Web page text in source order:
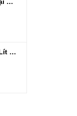
Nồi lẩu điện 4 Lít Ladomax HA-238